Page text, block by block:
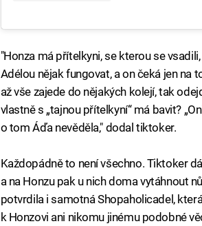
"Honza má přítelkyni, se kterou se
Adélou nějak fungovat, a on čeká jen na
až vše zajede do nějakých kolejí, tak
vlastně s „tajnou přítelkyní“ má bavit?
o tom Áďa nevěděla," dodal tiktoker.
Každopádně to není všechno. Tiktoker
a na Honzu pak u nich doma vytáhnout
potvrdila i samotná Shopaholicadel,
k Honzovi ani nikomu jinému podobné